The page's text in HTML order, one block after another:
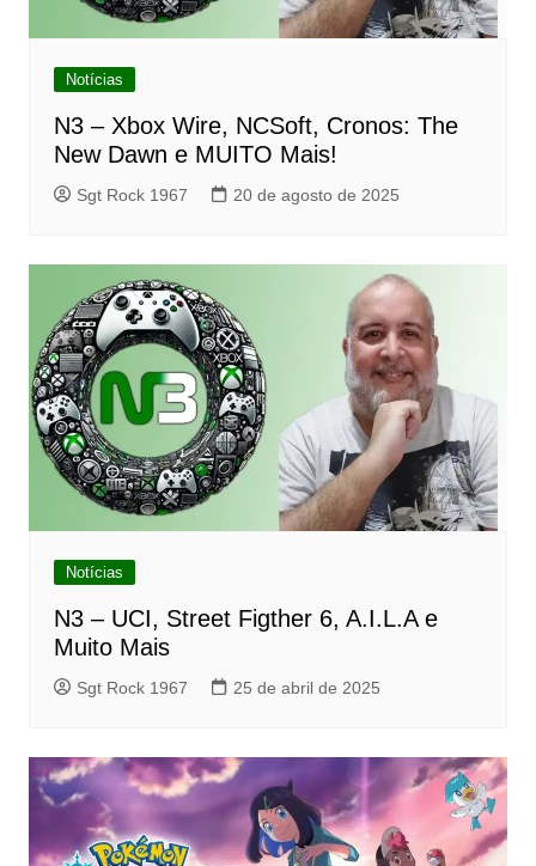
Notícias
N3 – Xbox Wire, NCSoft, Cronos: The
New Dawn e MUITO Mais!
Sgt Rock 1967 20 de agosto de 2025
Notícias
N3 – UCI, Street Figther 6, A.I.L.A e
Muito Mais
Sgt Rock 1967 25 de abril de 2025